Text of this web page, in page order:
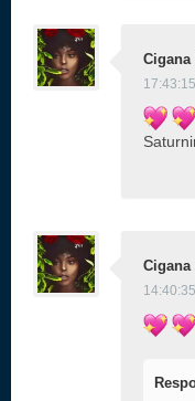
Cigana
17:43:15
14:40:35